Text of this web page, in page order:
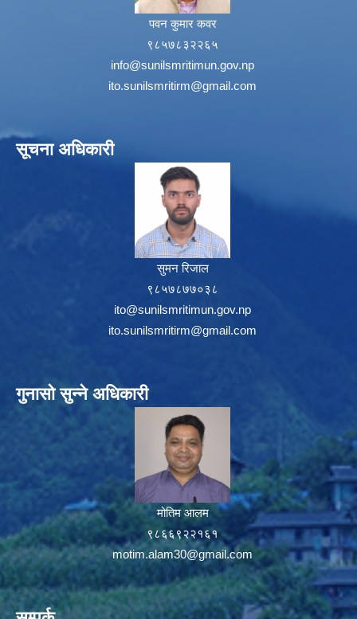
पवन कुमार कवर
९८५७८३२२६५
info@sunilsmritimun.gov.np
ito.sunilsmritirm@gmail.com
सूचना अधिकारी
सुमन रिजाल
९८५७८७७०३८
ito@sunilsmritimun.gov.np
ito.sunilsmritirm@gmail.com
गुनासो सुन्ने अधिकारी
मोतिम आलम
९८६६९२२१६१
motim.alam30@gmail.com